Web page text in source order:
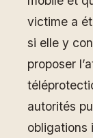
victime a
si elle y
proposer
autorités
obligations